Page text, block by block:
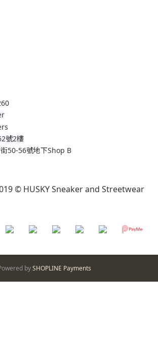
號2樓
50-56號地下Shop B
© HUSKY Sneaker and Streetwear
bySHOPLINE Payments